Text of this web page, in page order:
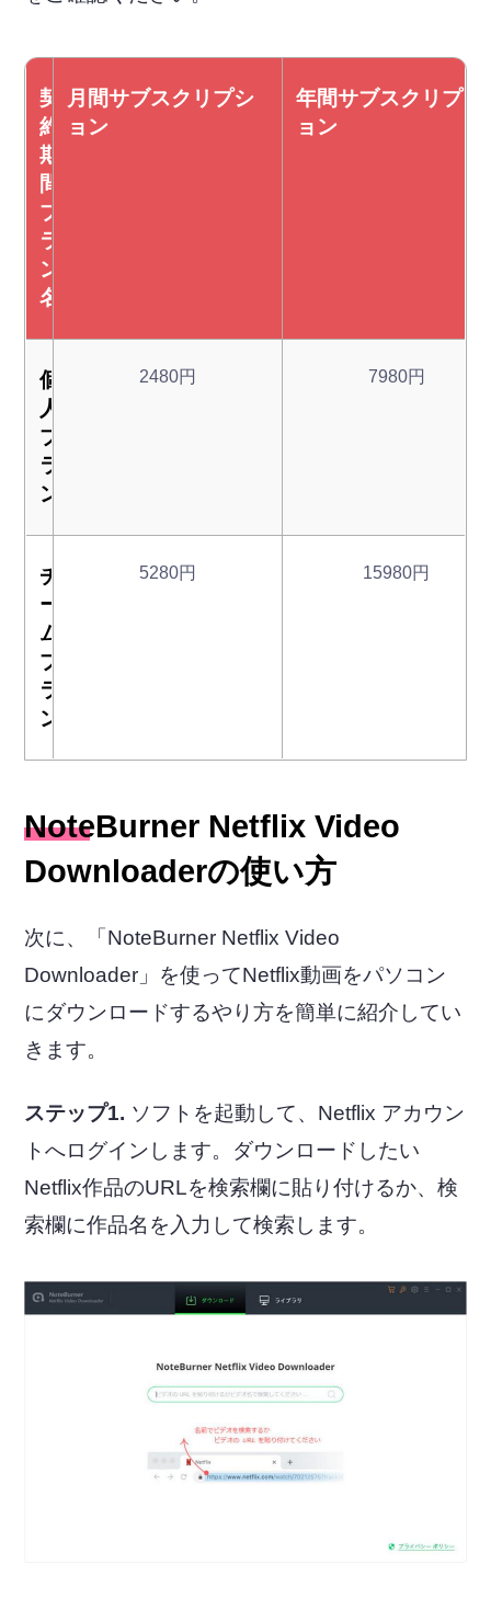
契
約
期
間
プ
ラ
ン
名
月間サブスクリプシ
ョン
年間サブスクリプシ
ョン
個
人
プ
ラ
ン
2480円 7980円
チ
ー
ム
プ
ラ
ン
5280円 15980円
NoteBurner Netflix Video
Downloaderの使い方
次に、「NoteBurner Netflix Video
Downloader」を使ってNetflix動画をパソコン
にダウンロードするやり方を簡単に紹介してい
きます。
ステップ1. ソフトを起動して、Netflix アカウン
トへログインします。ダウンロードしたい
Netflix作品のURLを検索欄に貼り付けるか、検
索欄に作品名を入力して検索します。